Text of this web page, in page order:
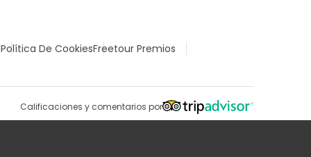
Política De CookiesFreetour Premios
Calificaciones y comentarios por